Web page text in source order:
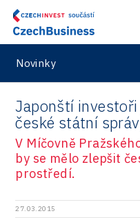
Novinky
Japonští
české státní
V Míčovně
by se mělo zlepšit
prostředí.
27.03.2015